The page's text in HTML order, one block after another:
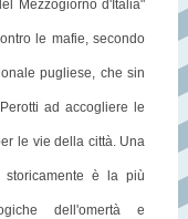
Mezzogiorno d'Italia"
le mafie, secondo
pugliese, che sin
ad accogliere le
le vie della città. Una
storicamente è la più
dell'omertà e